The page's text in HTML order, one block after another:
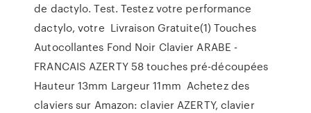
de dactylo. Test. Testez votre performance
dactylo, votre Livraison Gratuite(1) Touches
Autocollantes Fond Noir Clavier ARABE -
FRANCAIS AZERTY 58 touches pré-découpées
Hauteur 13mm Largeur 11mm Achetez des
claviers sur Amazon: clavier AZERTY, clavier